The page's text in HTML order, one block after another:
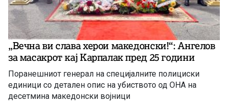
„Вечна ви слава херои македонски!“: Ангелов
за масакрот кај Карпалак пред 25 години
Поранешниот генерал на специјалните полициски
единици со детален опис на убиството од ОНА на
десетмина македонски војници